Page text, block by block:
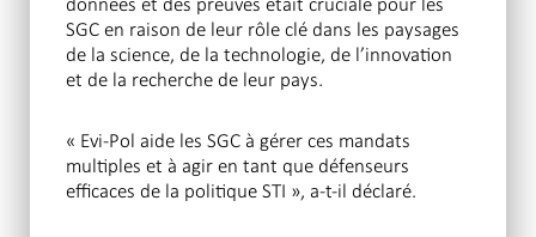
SGC en raison de leur rôle clé dans les paysages
de la science, de la technologie, de l’innovation
et de la recherche de leur pays.
« Evi-Pol aide les SGC à gérer ces mandats
multiples et à agir en tant que défenseurs
efficaces de la politique STI », a-t-il déclaré.